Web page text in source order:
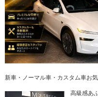
新車・ノーマル車・カスタム車お
高級感あ